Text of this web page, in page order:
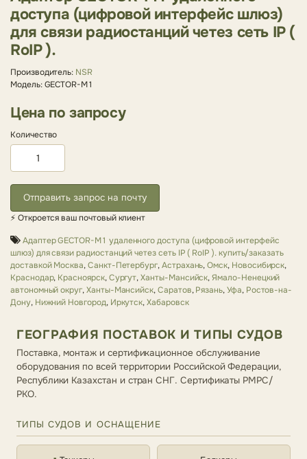
доступа (цифровой интерфейс шлюз)
для связи радиостанций четез сеть IP (
RoIP ).
Производитель: NSR
Модель: GECTOR-M1
Цена по запросу
Количество
Отправить запрос на почту
⚡ Откроется ваш почтовый клиент
Адаптер GECTOR-M1 удаленного доступа (цифровой интерфейс
шлюз) для связи радиостанций четез сеть IP ( RoIP ). купить/заказать
доставкой Москва,Санкт-Петербург,Астрахань,Омск, Новосибирск,
Краснодар, Красноярск,Сургут,Ханты-Мансийск,Ямало-Ненецкий
автономный округ,Ханты-Мансийск,Саратов,Рязань,Уфа, Ростов-на-
Дону, Нижний Новгород, Иркутск,Хабаровск
ГЕОГРАФИЯ ПОСТАВОК И ТИПЫ СУДОВ
Поставка, монтаж и сертификационное обслуживание
оборудования по всей территории Российской Федерации,
Республики Казахстан и стран СНГ. Сертификаты РМРС/
РКО.
ТИПЫ СУДОВ И ОСНАЩЕНИЕ